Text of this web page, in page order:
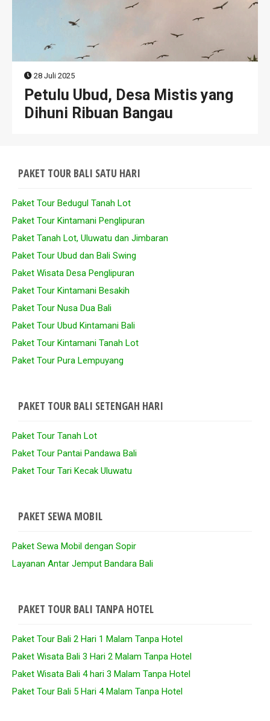
28 Juli 2025
Petulu Ubud, Desa Mistis yang
Dihuni Ribuan Bangau
PAKET TOUR BALI SATU HARI
Paket Tour Bedugul Tanah Lot
Paket Tour Kintamani Penglipuran
Paket Tanah Lot, Uluwatu dan Jimbaran
Paket Tour Ubud dan Bali Swing
Paket Wisata Desa Penglipuran
Paket Tour Kintamani Besakih
Paket Tour Nusa Dua Bali
Paket Tour Ubud Kintamani Bali
Paket Tour Kintamani Tanah Lot
Paket Tour Pura Lempuyang
PAKET TOUR BALI SETENGAH HARI
Paket Tour Tanah Lot
Paket Tour Pantai Pandawa Bali
Paket Tour Tari Kecak Uluwatu
PAKET SEWA MOBIL
Paket Sewa Mobil dengan Sopir
Layanan Antar Jemput Bandara Bali
PAKET TOUR BALI TANPA HOTEL
Paket Tour Bali 2 Hari 1 Malam Tanpa Hotel
Paket Wisata Bali 3 Hari 2 Malam Tanpa Hotel
Paket Wisata Bali 4 hari 3 Malam Tanpa Hotel
Paket Tour Bali 5 Hari 4 Malam Tanpa Hotel